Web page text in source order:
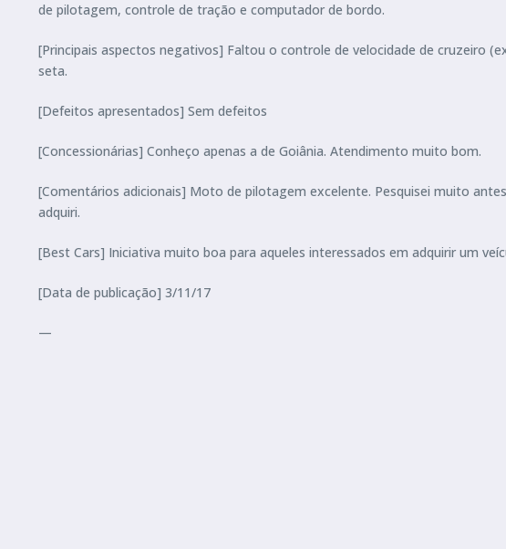
de pilotagem, controle de tração e computador de bordo.
[Principais aspectos negativos] Faltou o controle de velocidade de cruzeiro
seta.
[Defeitos apresentados] Sem defeitos
[Concessionárias] Conheço apenas a de Goiânia. Atendimento muito bom.
[Comentários adicionais] Moto de pilotagem excelente. Pesquisei muito
adquiri.
[Best Cars] Iniciativa muito boa para aqueles interessados em adquirir um
[Data de publicação] 3/11/17
—